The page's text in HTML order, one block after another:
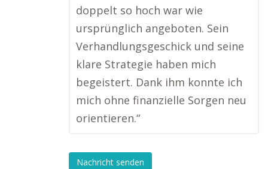
doppelt so hoch war wie
ursprünglich angeboten. Sein
Verhandlungsgeschick und seine
klare Strategie haben mich
begeistert. Dank ihm konnte ich
mich ohne finanzielle Sorgen neu
orientieren.“
Nachricht senden